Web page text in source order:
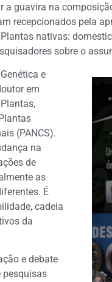
a guavira na
recepcionados pela
nativas:
sobre o
e
em
(PANCS).
na
de
as
É
cadeia
da
e debate
pesquisas